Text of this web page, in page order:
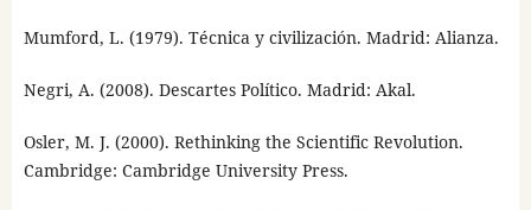
Mumford, L. (1979). Técnica y civilización. Madrid: Alianza.
Negri, A. (2008). Descartes Político. Madrid: Akal.
Osler, M. J. (2000). Rethinking the Scientific Revolution.
Cambridge: Cambridge University Press.